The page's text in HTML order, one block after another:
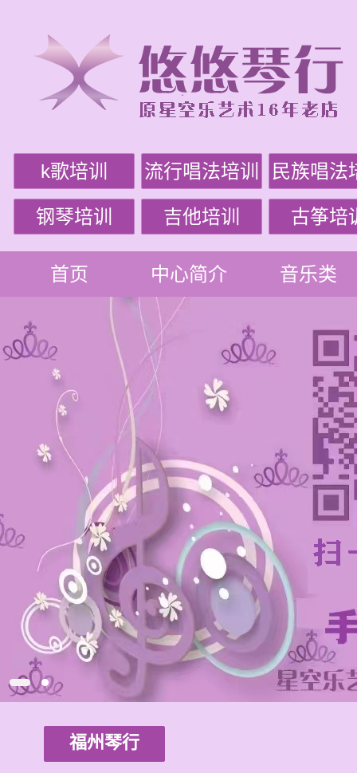
k歌培训 流行唱法培训 民族唱法
钢琴培训 吉他培训 古筝培
首页 中心简介 音乐类
福州琴行